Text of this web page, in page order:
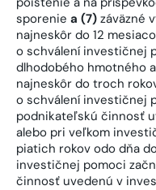
sporenie a (7) záväzné
najneskôr do 12
o schválení investičnej
dlhodobého hmotného
najneskôr do troch
o schválení investičnej
podnikateľskú činnosť
alebo pri veľkom
piatich rokov odo dňa
investičnej pomoci
činnosť uvedenú v